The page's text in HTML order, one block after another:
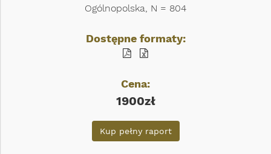
Ogólnopolska, N = 804
Dostępne formaty:
Cena:
1900zł
Kup pełny raport